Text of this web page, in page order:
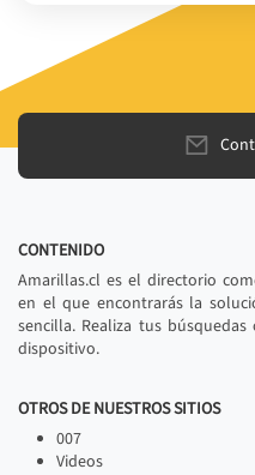
CONTENIDO
Amarillas.cl es el directorio
en el que encontrarás la
sencilla. Realiza tus
dispositivo.
OTROS DE NUESTROS SITIOS
007
Videos